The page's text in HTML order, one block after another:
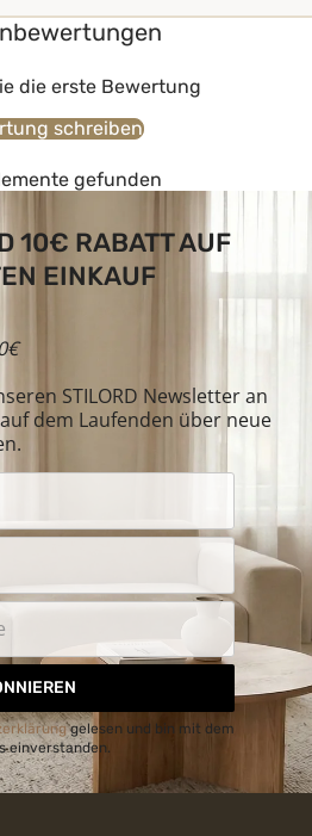
die erste Bewertung
schreiben
gefunden
10€ RABATT AUF
EINKAUF
STILORD Newsletter an
dem Laufenden über neue
gelesen und bin mit dem
einverstanden.